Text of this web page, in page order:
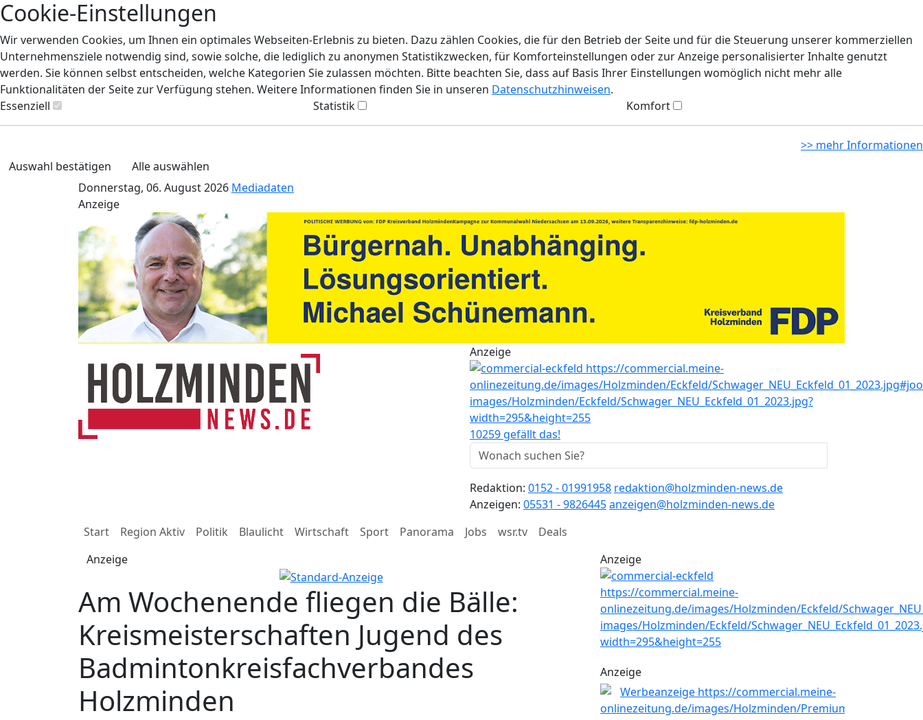
Cookie-Einstellungen
Wir verwenden Cookies, um Ihnen ein optimales Webseiten-Erlebnis zu bieten. Dazu zählen Cookies, die für den Betrieb der Seite und für die Steuerung unserer kommerziellen
Unternehmensziele notwendig sind, sowie solche, die lediglich zu anonymen Statistikzwecken, für Komforteinstellungen oder zur Anzeige personalisierter Inhalte genutzt
werden. Sie können selbst entscheiden, welche Kategorien Sie zulassen möchten. Bitte beachten Sie, dass auf Basis Ihrer Einstellungen womöglich nicht mehr alle
Funktionalitäten der Seite zur Verfügung stehen. Weitere Informationen finden Sie in unseren Datenschutzhinweisen.
Essenziell
Statistik Komfort
>> mehr Informationen
Auswahl bestätigen
Alle auswählen
Donnerstag, 06. August 2026 Mediadaten
Anzeige
Anzeige
10259 gefällt das!
Redaktion: 0152 - 01991958 redaktion@holzminden-news.de
Anzeigen: 05531 - 9826445anzeigen@holzminden-news.de
Start
Region Aktiv Politik Blaulicht Wirtschaft Sport Panorama Jobs wsr.tv
Deals
Anzeige
Am Wochenende fliegen die Bälle:
Kreismeisterschaften Jugend des
Badmintonkreisfachverbandes
Holzminden
Anzeige
Anzeige